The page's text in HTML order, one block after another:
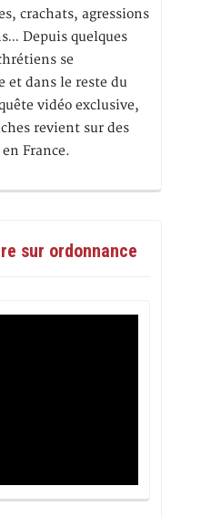
crachats, agressions
Depuis quelques
se
et dans le reste du
vidéo exclusive,
revient sur des
France.
sur ordonnance